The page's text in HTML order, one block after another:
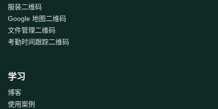
服装二维码
Google 地图二维码
文件管理二维码
考勤时间跟踪二维码
学习
博客
使用案例